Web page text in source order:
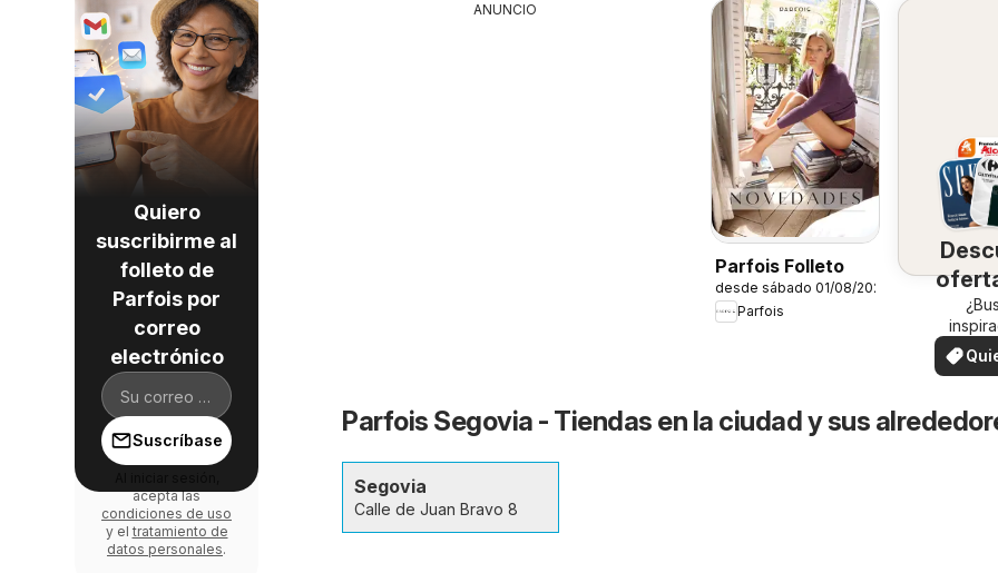
ANUNCIO
Parfois Folleto
desde sábado 01/08/2026
Parfois
su
¡Vea
en su
ver
Parfois Segovia - Tiendas en la ciudad y sus
Segovia
Calle de Juan Bravo 8
Quiero
suscribirme al
folleto de
Parfois por
correo
electrónico
Suscríbase
acepta las
condiciones de uso
y el tratamiento de
datos personales.